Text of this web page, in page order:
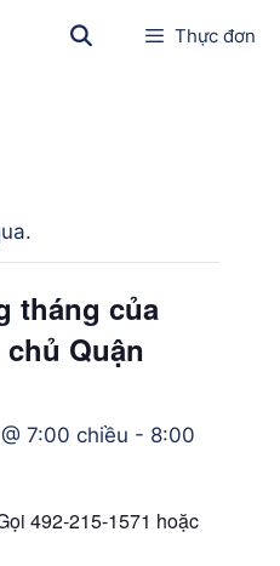
Thực đơn
tháng của
Quận
7:00 chiều - 8:00
492-215-1571 hoặc